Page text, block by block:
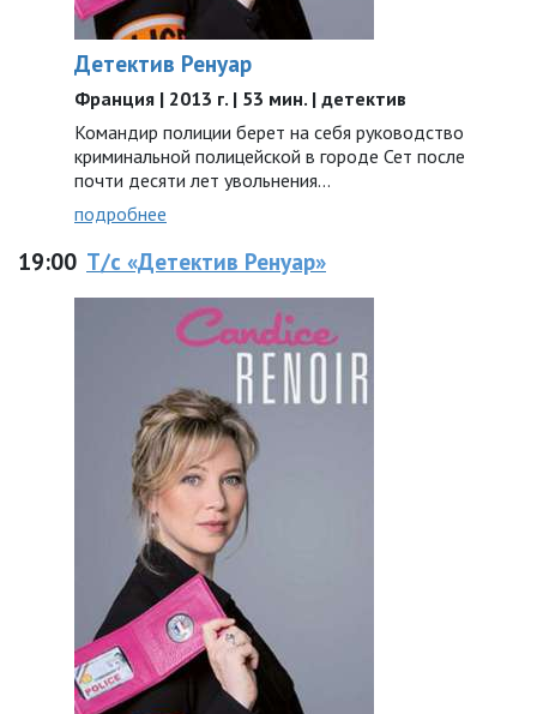
Детектив Ренуар
Франция | 2013 г. | 53 мин. | детектив
Командир полиции берет на себя руководство
криминальной полицейской в городе Сет после
почти десяти лет увольнения…
подробнее
19:00 Т/с «Детектив Ренуар»